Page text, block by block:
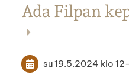
Ada Filpan
su 19.5.2024 klo 12